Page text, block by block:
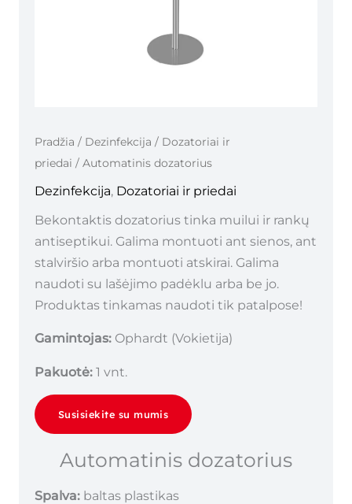
Pradžia / Dezinfekcija / Dozatoriai ir
priedai / Automatinis dozatorius
Dezinfekcija, Dozatoriai ir priedai
Bekontaktis dozatorius tinka muilui ir rankų
antiseptikui. Galima montuoti ant sienos, ant
stalviršio arba montuoti atskirai. Galima
naudoti su lašėjimo padėklu arba be jo.
Produktas tinkamas naudoti tik patalpose!
Gamintojas:Ophardt (Vokietija)
Pakuotė:1 vnt.
Susisiekite su mumis
Automatinis dozatorius
Spalva:baltas plastikas